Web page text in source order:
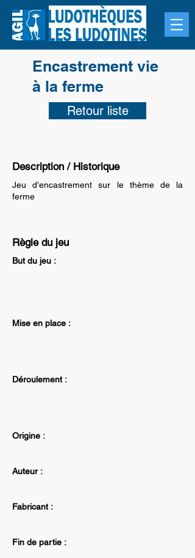
Encastrement vie
à la ferme
Retour liste
Description / Historique
Jeu d'encastrement sur le thème de la
ferme
Règle du jeu
But du jeu :
Mise en place :
Déroulement :
Origine :
Auteur :
Fabricant :
Fin de partie :